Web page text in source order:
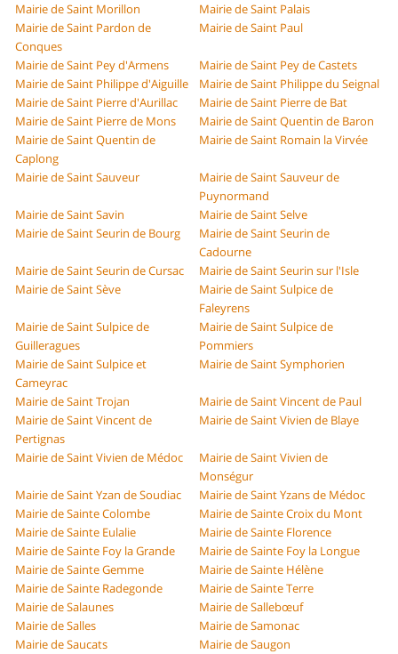
Mairie de Saint Morillon
Mairie de Saint Palais
Mairie de Saint Pardon de
Conques
Mairie de Saint Paul
Mairie de Saint Pey d'Armens
Mairie de Saint Pey de Castets
Mairie de Saint Philippe d'Aiguille
Mairie de Saint Philippe du Seignal
Mairie de Saint Pierre d'Aurillac
Mairie de Saint Pierre de Bat
Mairie de Saint Pierre de Mons
Mairie de Saint Quentin de Baron
Mairie de Saint Quentin de
Caplong
Mairie de Saint Romain la Virvée
Mairie de Saint Sauveur
Mairie de Saint Sauveur de
Puynormand
Mairie de Saint Savin
Mairie de Saint Selve
Mairie de Saint Seurin de Bourg
Mairie de Saint Seurin de
Cadourne
Mairie de Saint Seurin de Cursac
Mairie de Saint Seurin sur l'Isle
Mairie de Saint Sève
Mairie de Saint Sulpice de
Faleyrens
Mairie de Saint Sulpice de
Guilleragues
Mairie de Saint Sulpice de
Pommiers
Mairie de Saint Sulpice et
Cameyrac
Mairie de Saint Symphorien
Mairie de Saint Trojan
Mairie de Saint Vincent de Paul
Mairie de Saint Vincent de
Pertignas
Mairie de Saint Vivien de Blaye
Mairie de Saint Vivien de Médoc
Mairie de Saint Vivien de
Monségur
Mairie de Saint Yzan de Soudiac
Mairie de Saint Yzans de Médoc
Mairie de Sainte Colombe
Mairie de Sainte Croix du Mont
Mairie de Sainte Eulalie
Mairie de Sainte Florence
Mairie de Sainte Foy la Grande
Mairie de Sainte Foy la Longue
Mairie de Sainte Gemme
Mairie de Sainte Hélène
Mairie de Sainte Radegonde
Mairie de Sainte Terre
Mairie de Salaunes
Mairie de Sallebœuf
Mairie de Salles
Mairie de Samonac
Mairie de Saucats
Mairie de Saugon